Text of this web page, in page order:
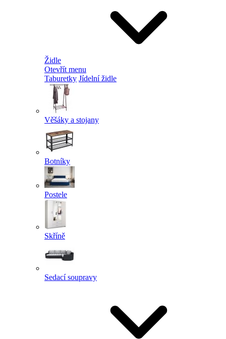
Židle
Otevřít menu
Taburetky Jídelní židle
Věšáky a stojany
Botníky
Postele
Skříně
Sedací soupravy